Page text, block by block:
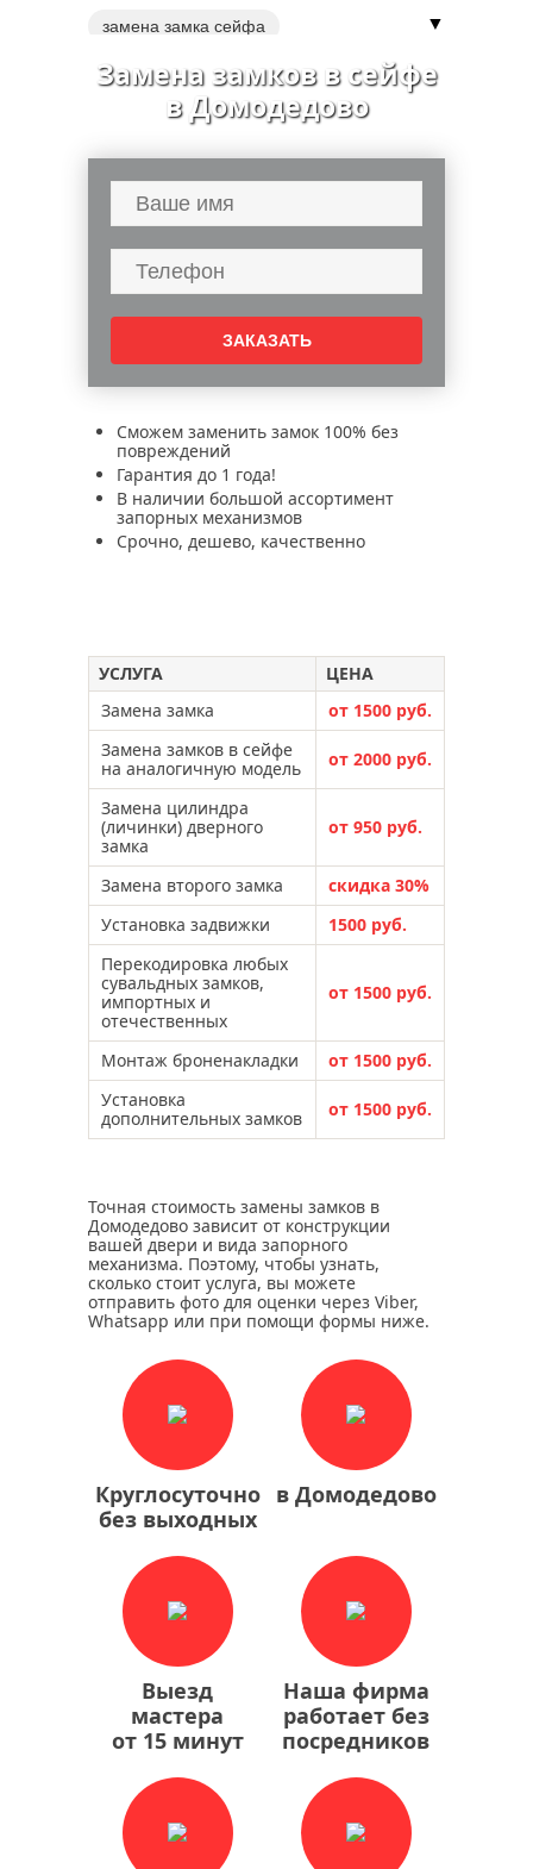
замена замка сейфа
ремонт дверных замков
вскрытие дверных замков
перекодировка замков
замки
замена ручек
входной двери
установка дверей
металлической двери
в металлической двери
двери
▼
Замена замков в сейфе
в Домодедово
Сможем заменить замок 100% без
повреждений
Гарантия до 1 года!
В наличии большой ассортимент
запорных механизмов
Срочно, дешево, качественно
УСЛУГА
ЦЕНА
Замена замка
от 1500 руб.
Замена замков в сейфе
на аналогичную модель
от 2000 руб.
Замена цилиндра
(личинки) дверного
замка
от 950 руб.
Замена второго замка
скидка 30%
Установка задвижки
1500 руб.
Перекодировка любых
сувальдных замков,
импортных и
отечественных
от 1500 руб.
Монтаж броненакладки
от 1500 руб.
Установка
дополнительных замков
от 1500 руб.
Точная стоимость замены замков в
Домодедово зависит от конструкции
вашей двери и вида запорного
механизма. Поэтому, чтобы узнать,
сколько стоит услуга, вы можете
отправить фото для оценки через Viber,
Whatsapp или при помощи формы ниже.
Круглосуточно
без выходных
в Домодедово
Выезд
мастера
от 15 минут
Наша фирма
работает без
посредников